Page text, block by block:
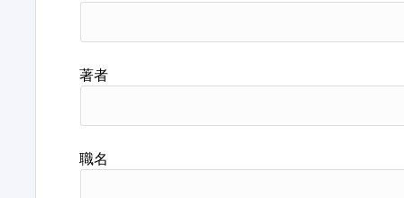
著者
職名